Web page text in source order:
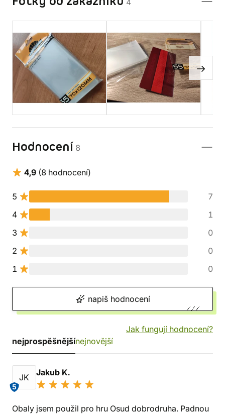
4
Hodnocení 8
4,9 (8 hodnocení)
5
7
4
1
3
0
2
0
1
0
napiš hodnocení
Jak fungují hodnocení?
nejprospěšnějšínejnovější
JK
5
Jakub K.
Obaly jsem použil pro hru Osud dobrodruha. Padnou